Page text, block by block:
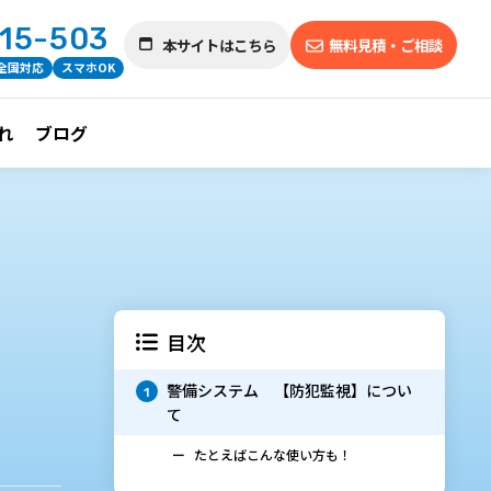
503
国対応 スマホOK
本サイトはこちら 無料見積・ご相談
ブログ
目次
1
警備システム 【防犯監視】につい
て
たとえばこんな使い方も！